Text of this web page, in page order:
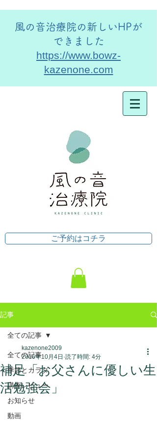
​風の音治療院の新しいHPが
できました
https://www.bowz-
kazenone.com
ご予約はコチラ
記事
全ての記事
季節とカラダ
講座レビュー
お知らせ
動画
全ての記事
補足「お父さんに優しい生
活勉強会」
kazenone2009
2016年10月4日 読了時間: 4分